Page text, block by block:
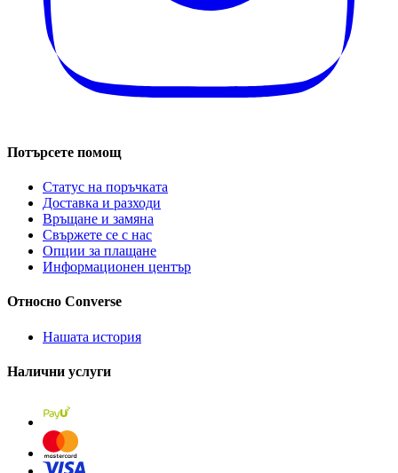
Потърсете помощ
Статус на поръчката
Доставка и разходи
Връщане и замяна
Свържете се с нас
Опции за плащане
Информационен център
Относно Converse
Нашата история
Налични услуги